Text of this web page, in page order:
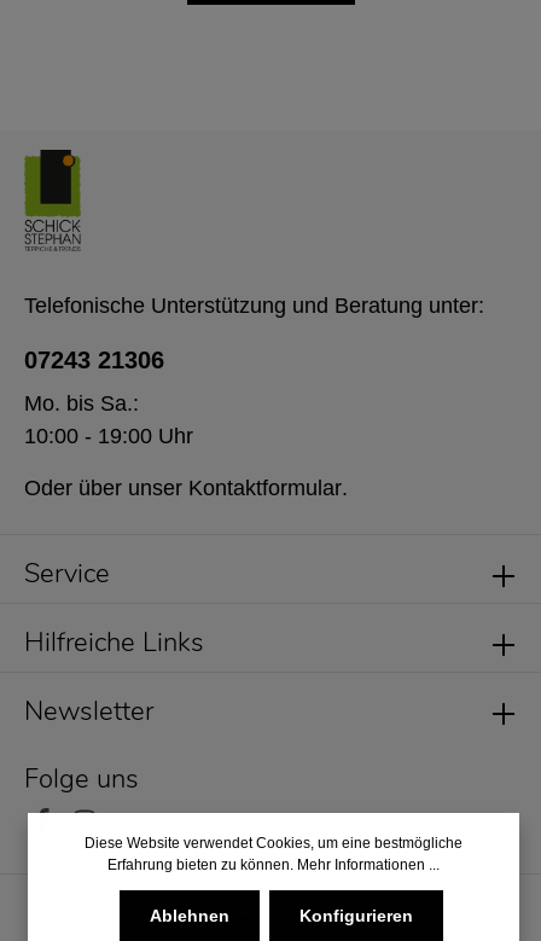
Service
Newsletter
Folge uns
Telefonische Unterstützung und Beratung unter:
07243 21306
Mo. bis Sa.:
10:00 - 19:00 Uhr
Oder über unser Kontaktformular.
Hilfreiche Links
Diese Website verwendet Cookies, um eine bestmögliche
Erfahrung bieten zu können. Mehr Informationen ...
Ablehnen Konfigurieren